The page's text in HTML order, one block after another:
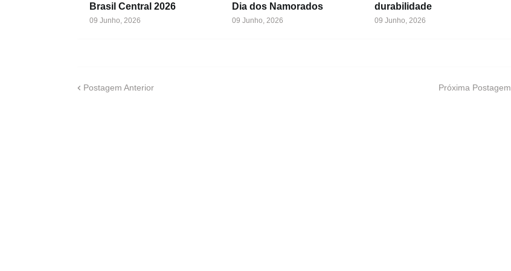
Brasil Central 2026
09 Junho, 2026
Dia dos Namorados
09 Junho, 2026
durabilidade
09 Junho, 2026
Postagem Anterior Próxima Postagem